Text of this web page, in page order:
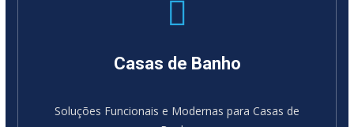
Casas de Banho
Soluções Funcionais e Modernas para Casas de